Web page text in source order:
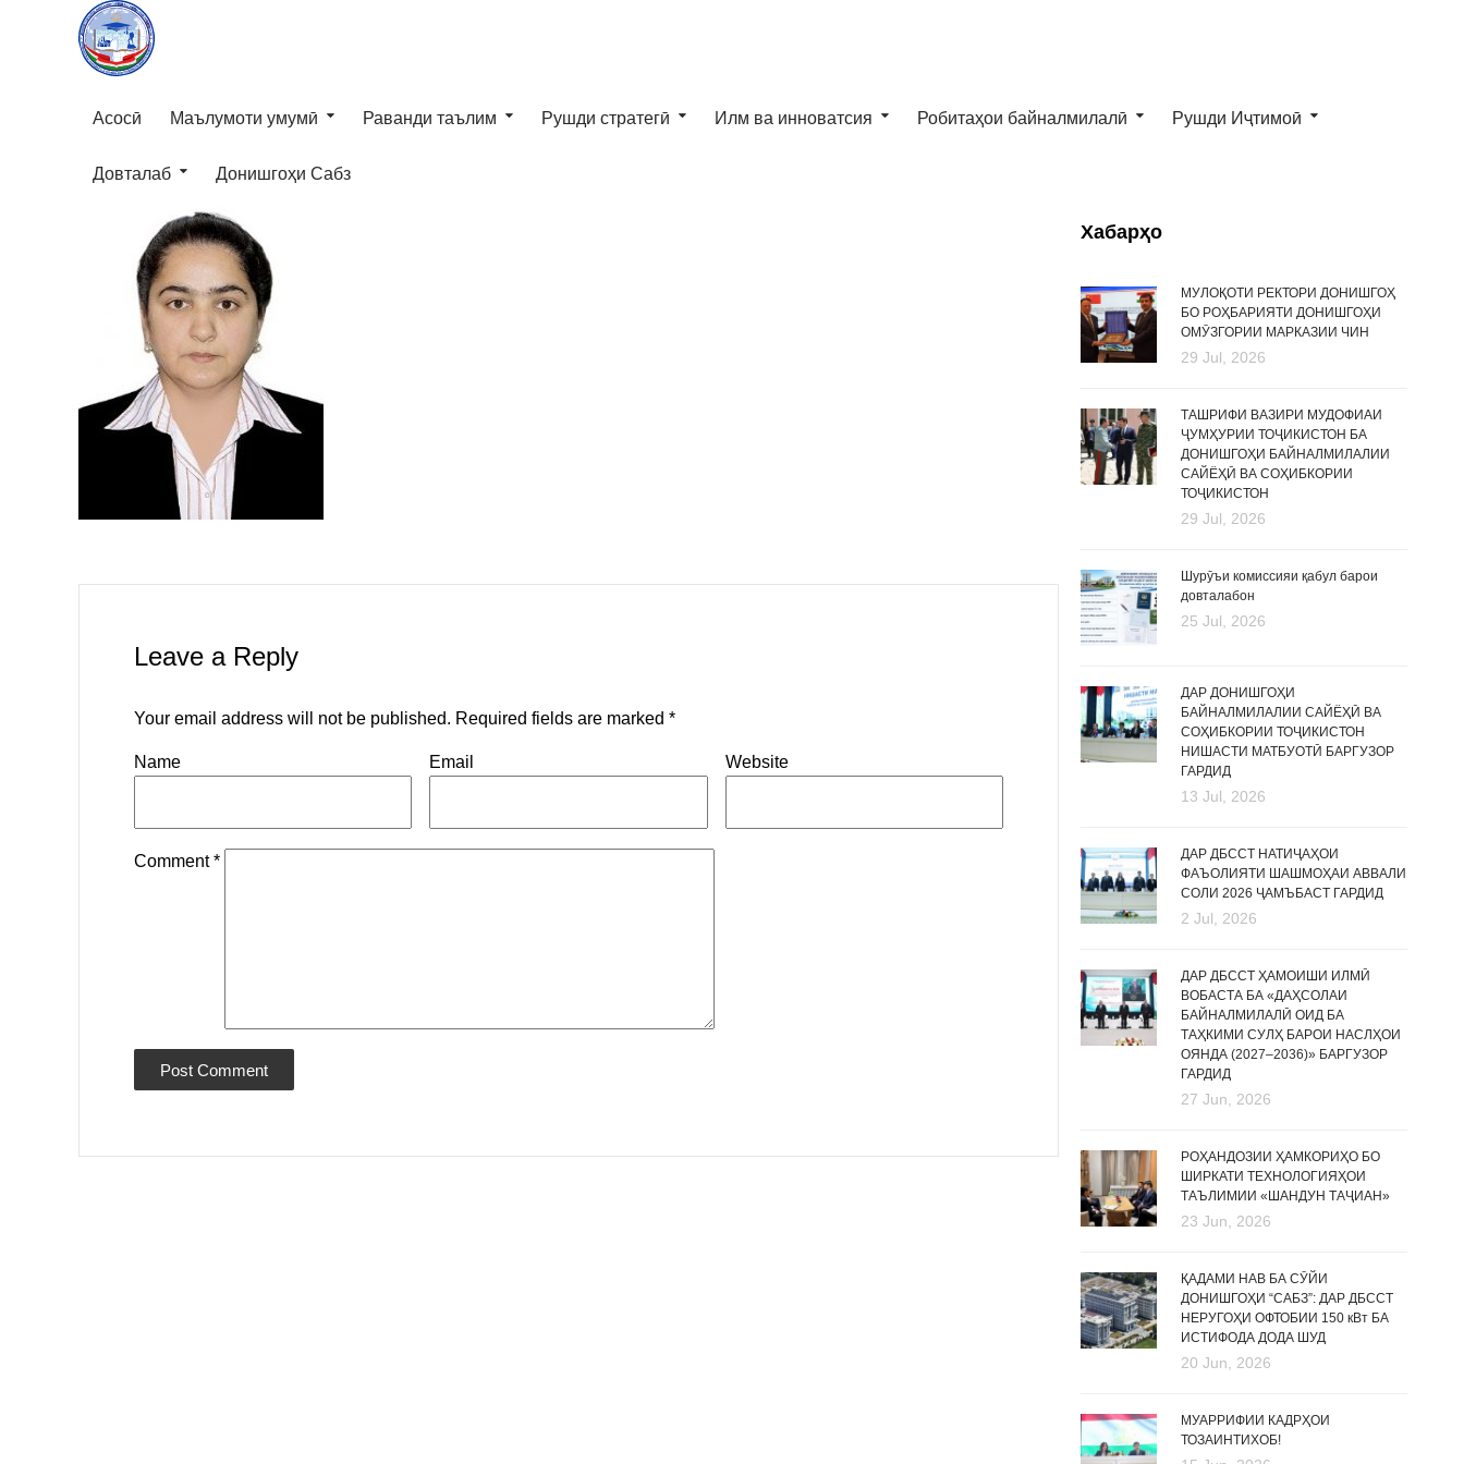
Асосӣ Маълумоти умумӣ Раванди таълим Рушди стратегӣ Илм ва инноватсия Робитаҳои байналмилалӣ Рушди Иҷтимоӣ
Довталаб Донишгоҳи Сабз
Leave a Reply
Your email address will not be published. Required fields are marked *
Name Email Website
Comment*
Хабарҳо
МУЛОҚОТИ РЕКТОРИ ДОНИШГОҲ
БО РОҲБАРИЯТИ ДОНИШГОҲИ
ОМӮЗГОРИИ МАРКАЗИИ ЧИН
29 Jul, 2026
ТАШРИФИ ВАЗИРИ МУДОФИАИ
ҶУМҲУРИИ ТОҶИКИСТОН БА
ДОНИШГОҲИ БАЙНАЛМИЛАЛИИ
САЙЁҲӢ ВА СОҲИБКОРИИ
ТОҶИКИСТОН
29 Jul, 2026
Шурӯъи комиссияи қабул барои
довталабон
25 Jul, 2026
ДАР ДОНИШГОҲИ
БАЙНАЛМИЛАЛИИ САЙЁҲӢ ВА
СОҲИБКОРИИ ТОҶИКИСТОН
НИШАСТИ МАТБУОТӢ БАРГУЗОР
ГАРДИД
13 Jul, 2026
ДАР ДБССТ НАТИҶАҲОИ
ФАЪОЛИЯТИ ШАШМОҲАИ АВВАЛИ
СОЛИ 2026 ҶАМЪБАСТ ГАРДИД
2 Jul, 2026
ДАР ДБССТ ҲАМОИШИ ИЛМӢ
ВОБАСТА БА «ДАҲСОЛАИ
БАЙНАЛМИЛАЛӢ ОИД БА
ТАҲКИМИ СУЛҲ БАРОИ НАСЛҲОИ
ОЯНДА (2027–2036)» БАРГУЗОР
ГАРДИД
27 Jun, 2026
РОҲАНДОЗИИ ҲАМКОРИҲО БО
ШИРКАТИ ТЕХНОЛОГИЯҲОИ
ТАЪЛИМИИ «ШАНДУН ТАҶИАН»
23 Jun, 2026
ҚАДАМИ НАВ БА СӮЙИ
ДОНИШГОҲИ “САБЗ”: ДАР ДБССТ
НЕРУГОҲИ ОФТОБИИ 150 кВт БА
ИСТИФОДА ДОДА ШУД
20 Jun, 2026
МУАРРИФИИ КАДРҲОИ
ТОЗАИНТИХОБ!